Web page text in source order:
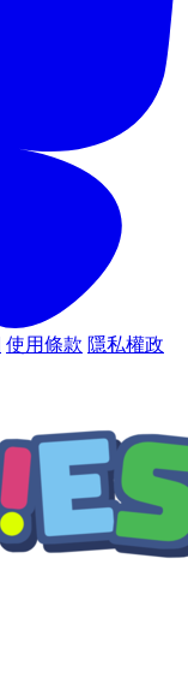
使用條款 隱私權政